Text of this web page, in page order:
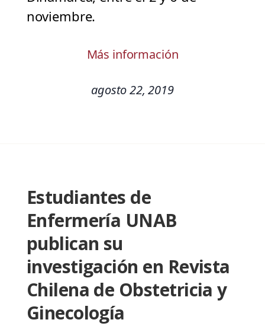
noviembre.
Más información
agosto 22, 2019
Estudiantes de
Enfermería UNAB
publican su
investigación en Revista
Chilena de Obstetricia y
Ginecología